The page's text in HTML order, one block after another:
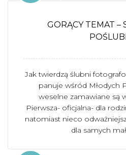
GORĄCY TEMAT –
Jak twierdzą ślubni
panuje wśród Młodych
weselne zamawiane są
Pierwsza- oficjalna- dla
natomiast nieco
dla samych